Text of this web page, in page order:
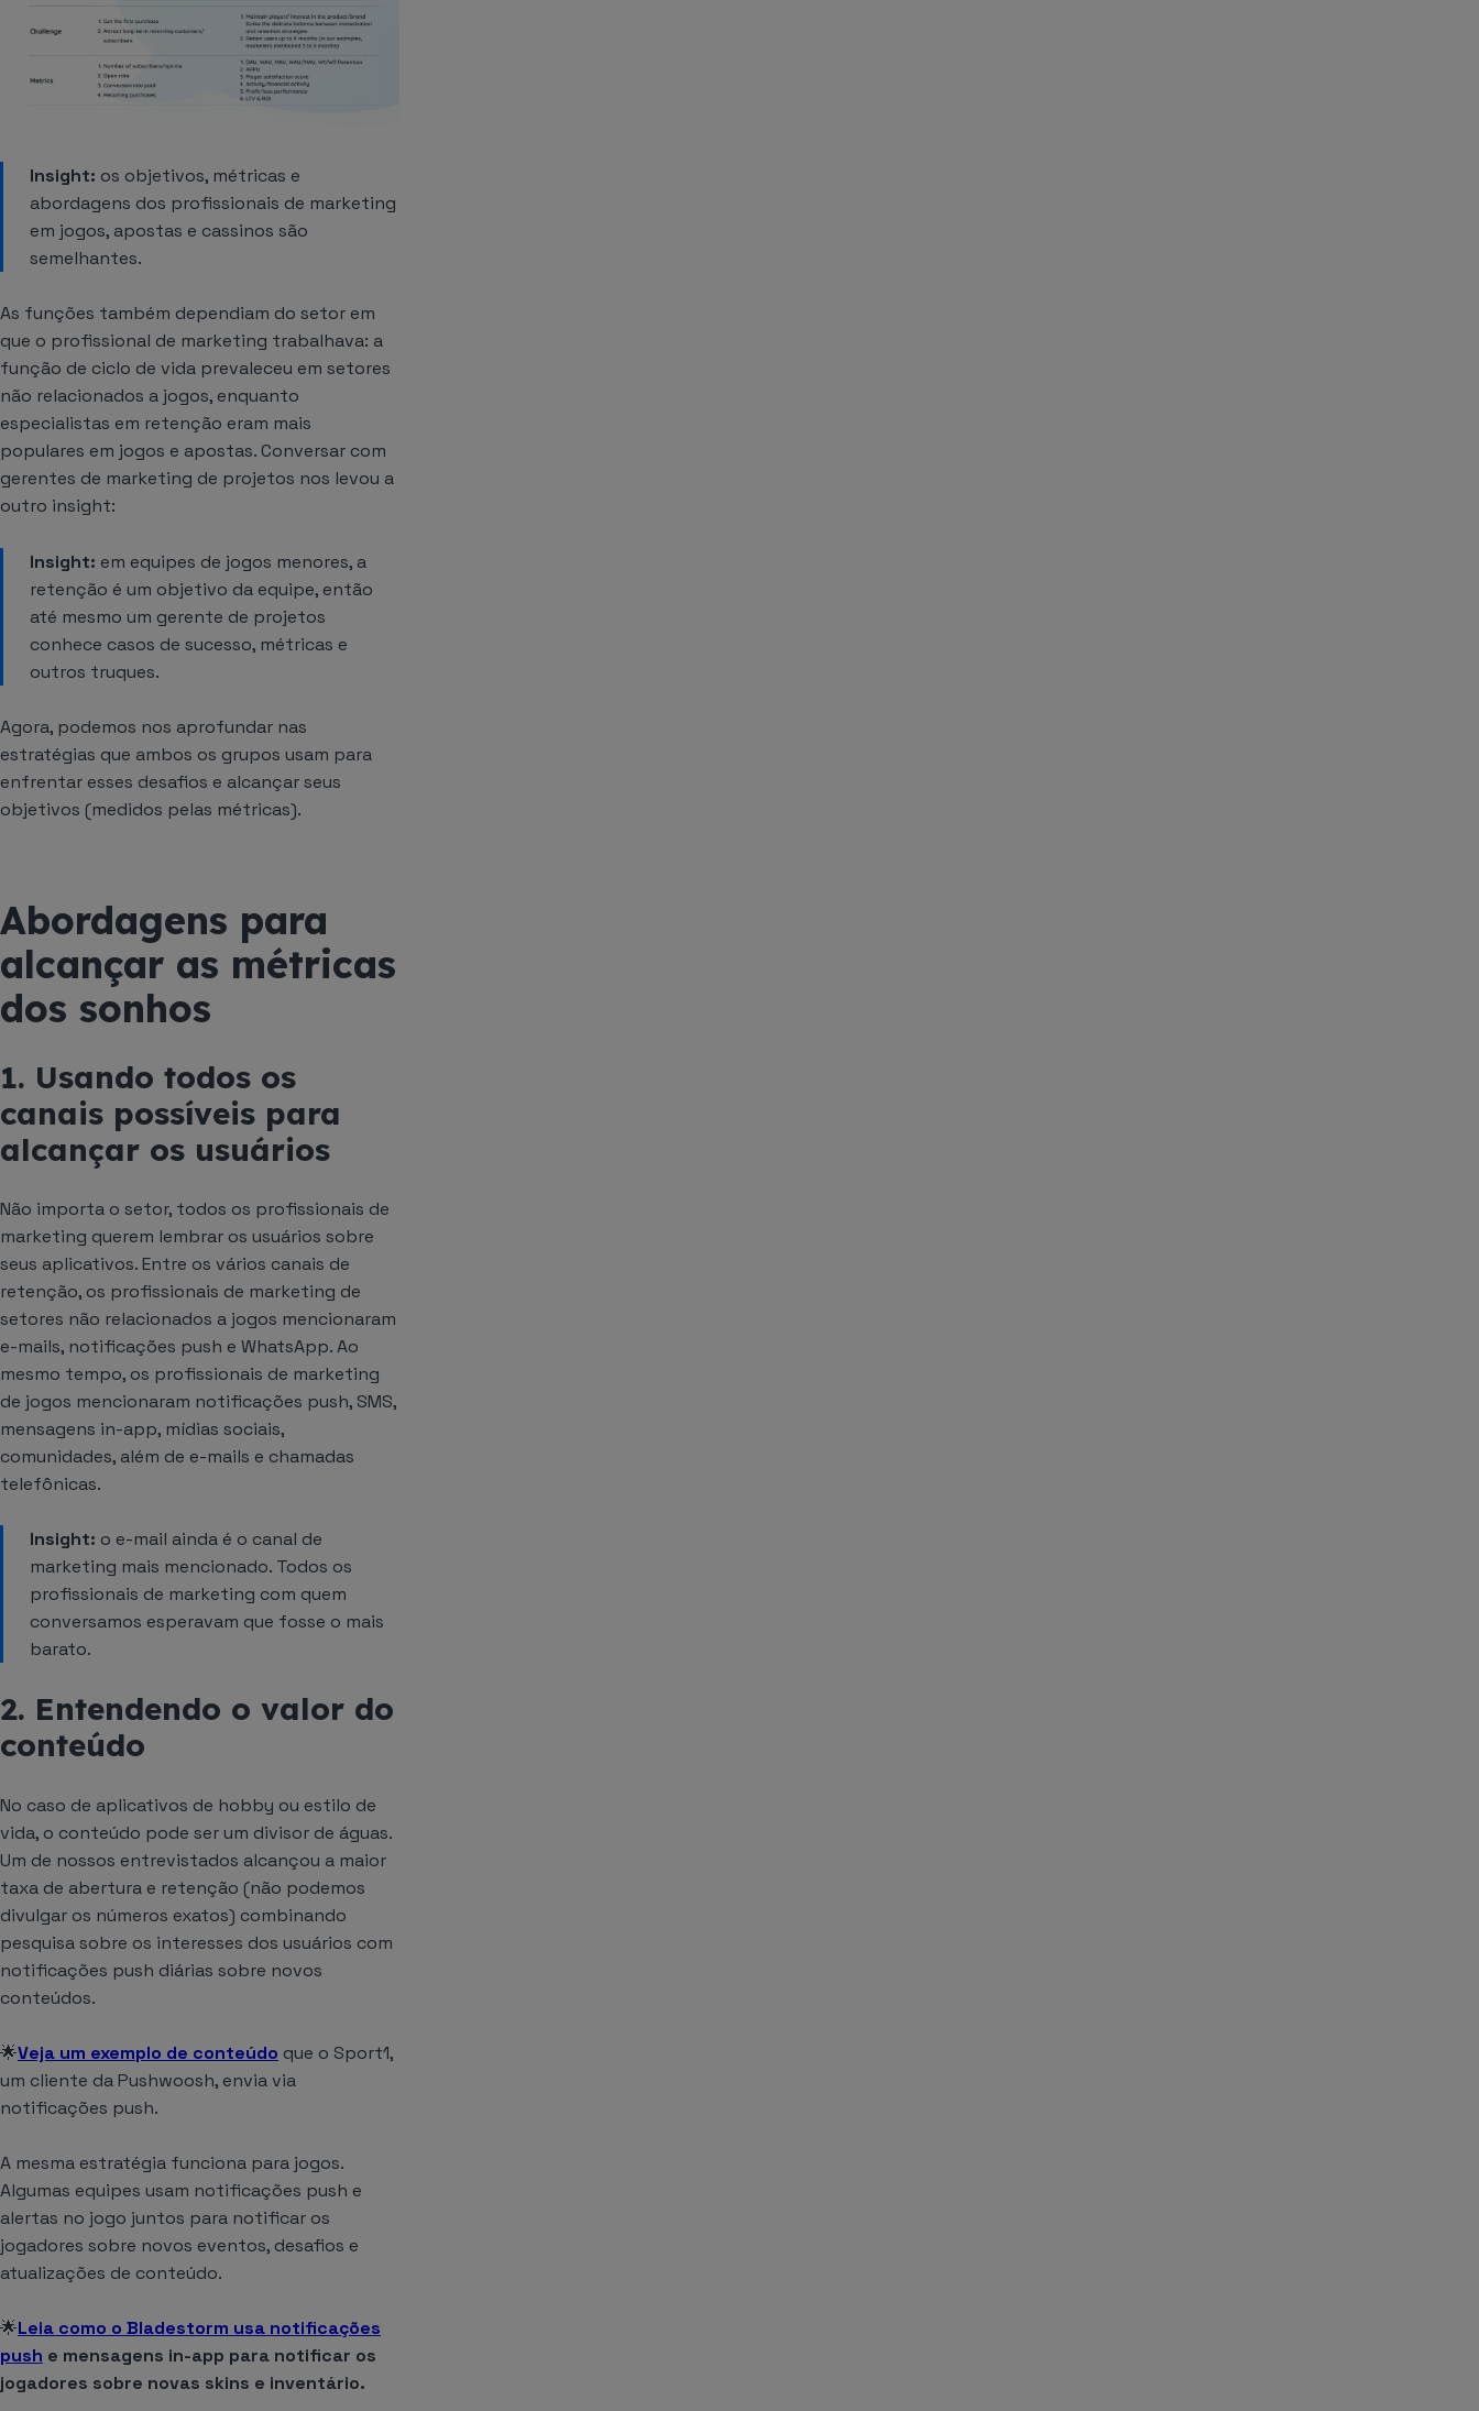
Insight: os objetivos, métricas e
abordagens dos profissionais de marketing
em jogos, apostas e cassinos são
semelhantes.
As funções também dependiam do setor em
que o profissional de marketing trabalhava: a
função de ciclo de vida prevaleceu em setores
não relacionados a jogos, enquanto
especialistas em retenção eram mais
populares em jogos e apostas. Conversar com
gerentes de marketing de projetos nos levou a
outro insight:
Insight: em equipes de jogos menores, a
retenção é um objetivo da equipe, então
até mesmo um gerente de projetos
conhece casos de sucesso, métricas e
outros truques.
Agora, podemos nos aprofundar nas
estratégias que ambos os grupos usam para
enfrentar esses desafios e alcançar seus
objetivos (medidos pelas métricas).
Abordagens para
alcançar as métricas
dos sonhos
1. Usando todos os
canais possíveis para
alcançar os usuários
Não importa o setor, todos os profissionais de
marketing querem lembrar os usuários sobre
seus aplicativos. Entre os vários canais de
retenção, os profissionais de marketing de
setores não relacionados a jogos mencionaram
e-mails, notificações push e WhatsApp. Ao
mesmo tempo, os profissionais de marketing
de jogos mencionaram notificações push, SMS,
mensagens in-app, mídias sociais,
comunidades, além de e-mails e chamadas
telefônicas.
Insight: o e-mail ainda é o canal de
marketing mais mencionado. Todos os
profissionais de marketing com quem
conversamos esperavam que fosse o mais
barato.
2. Entendendo o valor do
conteúdo
No caso de aplicativos de hobby ou estilo de
vida, o conteúdo pode ser um divisor de águas.
Um de nossos entrevistados alcançou a maior
taxa de abertura e retenção (não podemos
divulgar os números exatos) combinando
pesquisa sobre os interesses dos usuários com
notificações push diárias sobre novos
conteúdos.
🌟Veja um exemplo de conteúdo que o Sport1,
um cliente da Pushwoosh, envia via
notificações push.
A mesma estratégia funciona para jogos.
Algumas equipes usam notificações push e
alertas no jogo juntos para notificar os
jogadores sobre novos eventos, desafios e
atualizações de conteúdo.
🌟Leia como o Bladestorm usa notificações
push e mensagens in-app para notificar os
jogadores sobre novas skins e inventário.